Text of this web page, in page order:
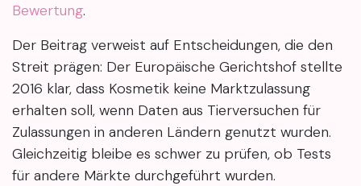
Bewertung.
Der Beitrag verweist auf Entscheidungen, die den
Streit prägen: Der Europäische Gerichtshof stellte
2016 klar, dass Kosmetik keine Marktzulassung
erhalten soll, wenn Daten aus Tierversuchen für
Zulassungen in anderen Ländern genutzt wurden.
Gleichzeitig bleibe es schwer zu prüfen, ob Tests
für andere Märkte durchgeführt wurden.